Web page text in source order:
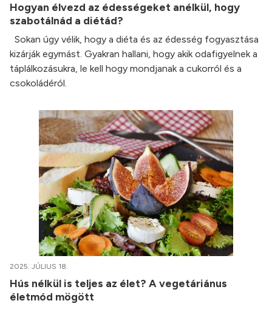
Hogyan élvezd az édességeket anélkül, hogy
szabotálnád a diétád?
Sokan úgy vélik, hogy a diéta és az édesség fogyasztása
kizárják egymást. Gyakran hallani, hogy akik odafigyelnek a
táplálkozásukra, le kell hogy mondjanak a cukorról és a
csokoládéról.
2025. JÚLIUS 18.
Hús nélkül is teljes az élet? A vegetáriánus
életmód mögött